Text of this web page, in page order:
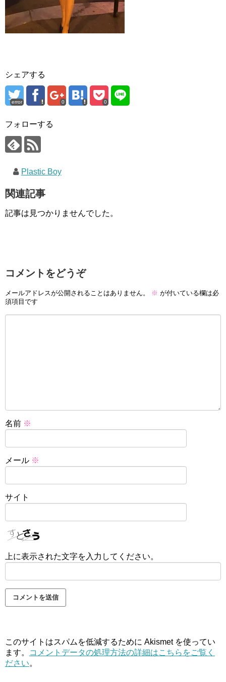
シェアする
error 0 0
フォローする
Plastic Boy
関連記事
記事は見つかりませんでした。
コメントをどうぞ
メールアドレスが公開されることはありません。 ※ が付いている欄は必
須項目です
名前 ※
メール ※
サイト
上に表示された文字を入力してください。
このサイトはスパムを低減するために Akismet を使ってい
ます。
コメントデータの処理方法の詳細はこちらをご覧く
ださい。